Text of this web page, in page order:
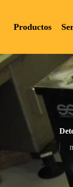
Hit
Productos